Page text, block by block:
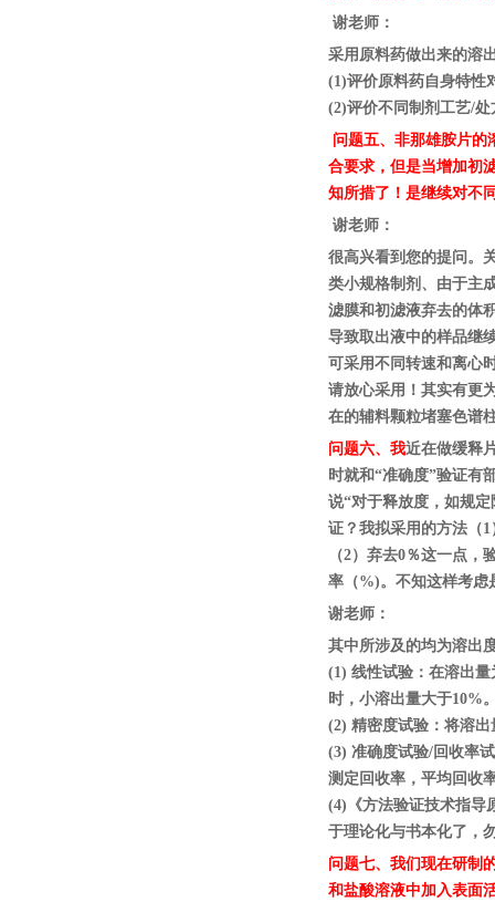
谢老师：
采用原料药做出来的溶
(1)评价原料药自身特性
(2)评价不同制剂工艺/
问题五、非那雄胺片
合要求，但是当增加初
知所措了！是继续对不
谢老师：
很高兴看到您的提问。
类小规格制剂、由于主
滤膜和初滤液弃去的体
导致取出液中的样品继
可采用不同转速和离心
请放心采用！其实有更
在的辅料颗粒堵塞色谱
问题六、 我近在做缓释
时就和“准确度”验证有
说“对于释放度，如规
证？我拟采用的方法（
（2）弃去0％这一点
率（%)。不知这样考虑
谢老师：
其中所涉及的均为溶出
(1) 线性试验：在溶出
时，小溶出量大于10%
(2) 精密度试验：将溶
(3) 准确度试验/回收率
测定回收率，平均回收
(4)《方法验证技术指导
于理论化与书本化了，
问题七、 我们现在研制
和盐酸溶液中加入表面